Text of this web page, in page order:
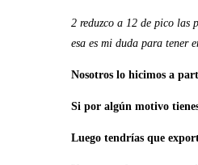
2 reduzco a 12 de pico las
esa es mi duda para tener
Nosotros lo hicimos a
Si por algún motivo
Luego tendrías que